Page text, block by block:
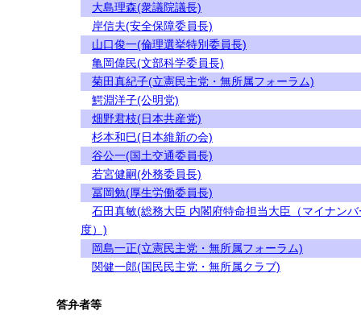
大島理森(衆議院議長)
岸信夫(安全保障委員長)
山口俊一(倫理選挙特別委員長)
亀岡偉民(文部科学委員長)
菊田真紀子(立憲民主党・無所属フォーラム)
鰐淵洋子(公明党)
畑野君枝(日本共産党)
杉本和巳(日本維新の会)
谷公一(国土交通委員長)
若宮健嗣(外務委員長)
冨岡勉(厚生労働委員長)
石田真敏(総務大臣 内閣府特命担当大臣（マイナンバ
度）)
岡島一正(立憲民主党・無所属フォーラム)
関健一郎(国民民主党・無所属クラブ)
答弁者等